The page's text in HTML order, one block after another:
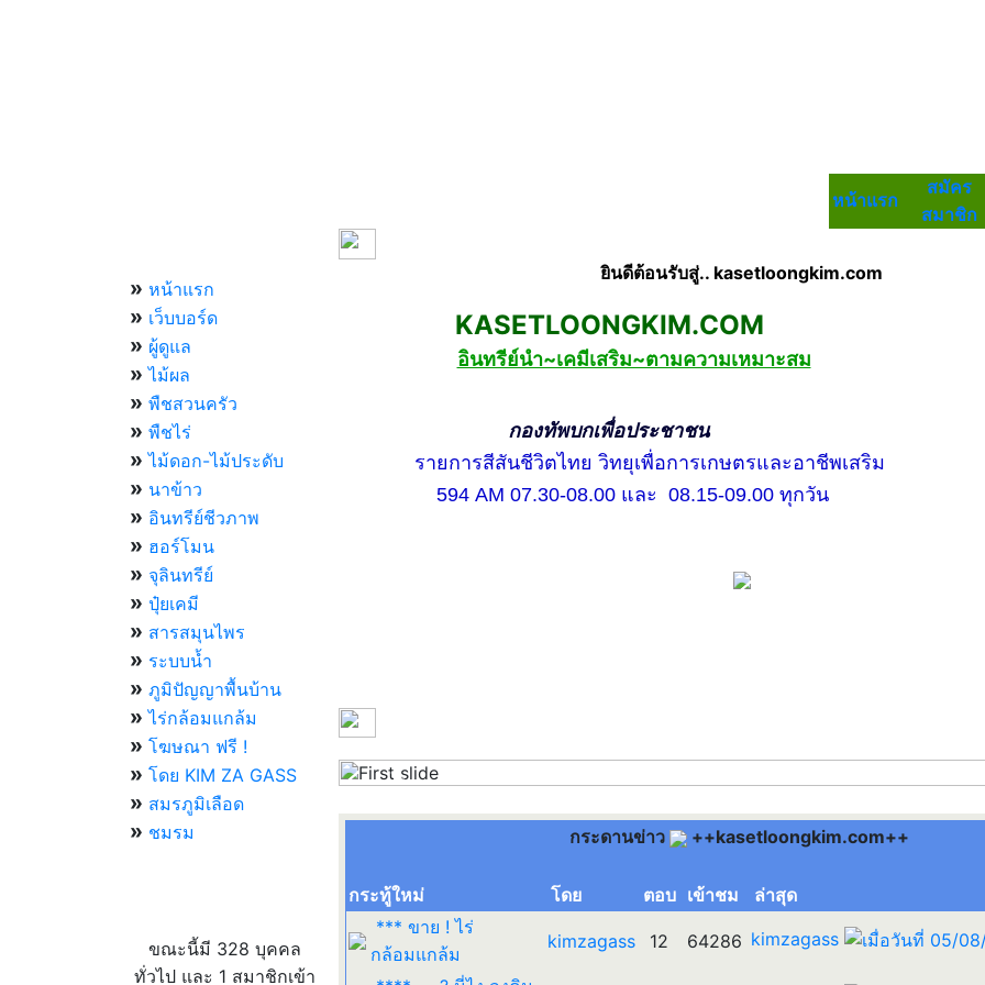
หน้าแรก
สมัคร
สมาชิก
» หน้าแรก
» เว็บบอร์ด
» ผู้ดูแล
» ไม้ผล
» พืชสวนครัว
» พืชไร่
» ไม้ดอก-ไม้ประดับ
» นาข้าว
» อินทรีย์ชีวภาพ
» ฮอร์โมน
» จุลินทรีย์
» ปุ๋ยเคมี
» สารสมุนไพร
» ระบบน้ำ
» ภูมิปัญญาพื้นบ้าน
» ไร่กล้อมแกล้ม
» โฆษณา ฟรี !
» โดย KIM ZA GASS
» สมรภูมิเลือด
» ชมรม
ขณะนี้มี 328 บุคคล
ทั่วไป และ 1 สมาชิกเข้า
ยินดีต้อนรับสู่.. kasetloongkim.com
KASETLOONGKIM.COM
อินทรีย์นำ~เคมีเสริม~ตามความเหมาะสม
กองทัพบกเพื่อประชาชน
รายการสีสันชีวิตไทย วิทยุเพื่อการเกษตรและอาชีพเสริม
594 AM 07.30-08.00 และ 08.15-09.00 ทุกวัน
Previous
กระดานข่าว ++kasetloongkim.com++
กระทู้ใหม่ โดย ตอบ เข้าชม
ล่าสุด
*** ขาย ! ไร่
กล้อมแกล้ม
kimzagass 12 64286 kimzagass